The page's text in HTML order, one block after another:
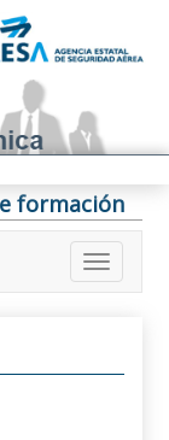
formación